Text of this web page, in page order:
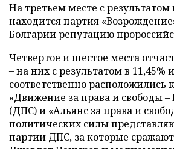
На третьем месте с результатом
находится партия
Болгарии репутацию
Четвертое и шестое места
– на них с результатом в 11,45%
соответственно расположились
«Движение за права и свободы –
(ДПС) и «Альянс за права и
политических силы
партии ДПС, за которые